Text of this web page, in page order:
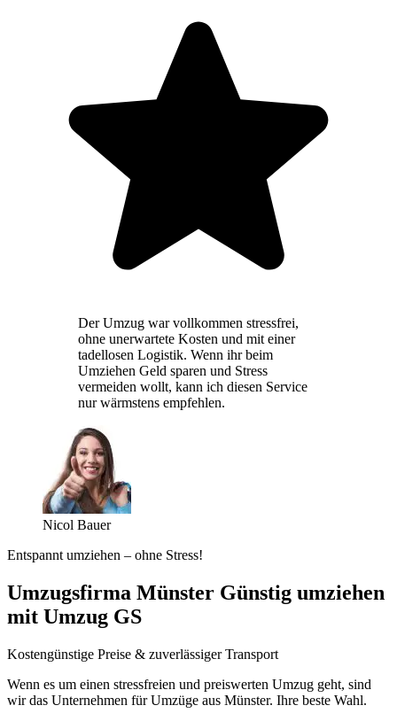
Der Umzug war vollkommen stressfrei,
ohne unerwartete Kosten und mit einer
tadellosen Logistik. Wenn ihr beim
Umziehen Geld sparen und Stress
vermeiden wollt, kann ich diesen Service
nur wärmstens empfehlen.
Nicol Bauer
Entspannt umziehen – ohne Stress!
Umzugsfirma Münster Günstig umziehen
mit Umzug GS
Kostengünstige Preise & zuverlässiger Transport
Wenn es um einen stressfreien und preiswerten Umzug geht, sind
wir das Unternehmen für Umzüge aus Münster. Ihre beste Wahl.